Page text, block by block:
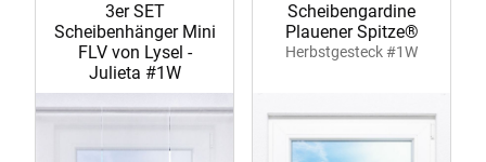
3er SET
Scheibenhänger Mini
FLV von Lysel -
Julieta #1W
Scheibengardine
Plauener Spitze®
Herbstgesteck #1W